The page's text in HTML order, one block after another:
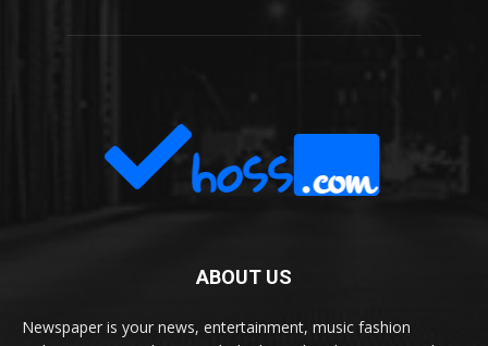
ABOUT US
Newspaper is your news, entertainment, music fashion